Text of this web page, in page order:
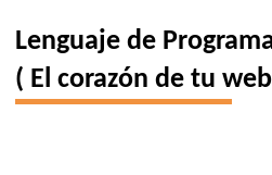
Lenguaje de
( El corazón de tu